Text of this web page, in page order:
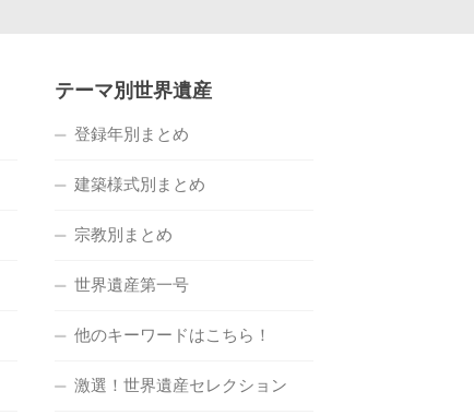
テーマ別世界遺産
登録年別まとめ
建築様式別まとめ
宗教別まとめ
世界遺産第一号
他のキーワードはこちら！
激選！世界遺産セレクション